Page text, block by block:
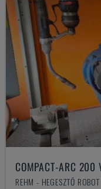
COMPACT-ARC
REHM - HEGESZTŐ ROBOT